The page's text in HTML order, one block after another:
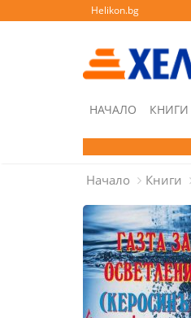
Helikon.bg
НАЧАЛО КНИГИ
Начало Книги